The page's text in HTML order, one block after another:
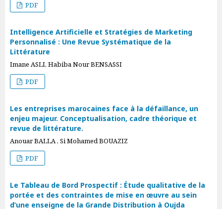
PDF
Intelligence Artificielle et Stratégies de Marketing
Personnalisé : Une Revue Systématique de la
Littérature
Imane ASLI, Habiba Nour BENSASSI
PDF
Les entreprises marocaines face à la défaillance, un
enjeu majeur. Conceptualisation, cadre théorique et
revue de littérature.
Anouar BALLA , Si Mohamed BOUAZIZ
PDF
Le Tableau de Bord Prospectif : Étude qualitative de la
portée et des contraintes de mise en œuvre au sein
d’une enseigne de la Grande Distribution à Oujda